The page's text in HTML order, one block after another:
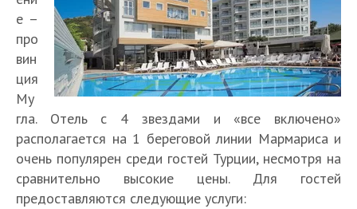
е –
про
вин
ция
Му
гла. Отель с 4 звездами и «все включено»
располагается на 1 береговой линии Мармариса и
очень популярен среди гостей Турции, несмотря на
сравнительно высокие цены. Для гостей
предоставляются следующие услуги: